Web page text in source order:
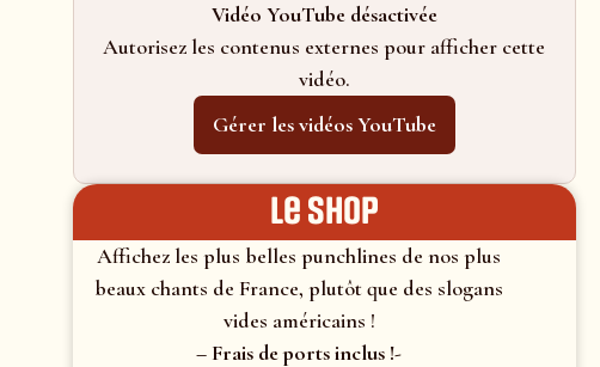
Vidéo YouTube désactivée
Autorisez les contenus externes pour afficher cette
vidéo.
Gérer les vidéos YouTube
le shop
Affichez les plus belles punchlines de nos plus
beaux chants de France, plutôt que des slogans
vides américains !
– Frais de ports inclus !-